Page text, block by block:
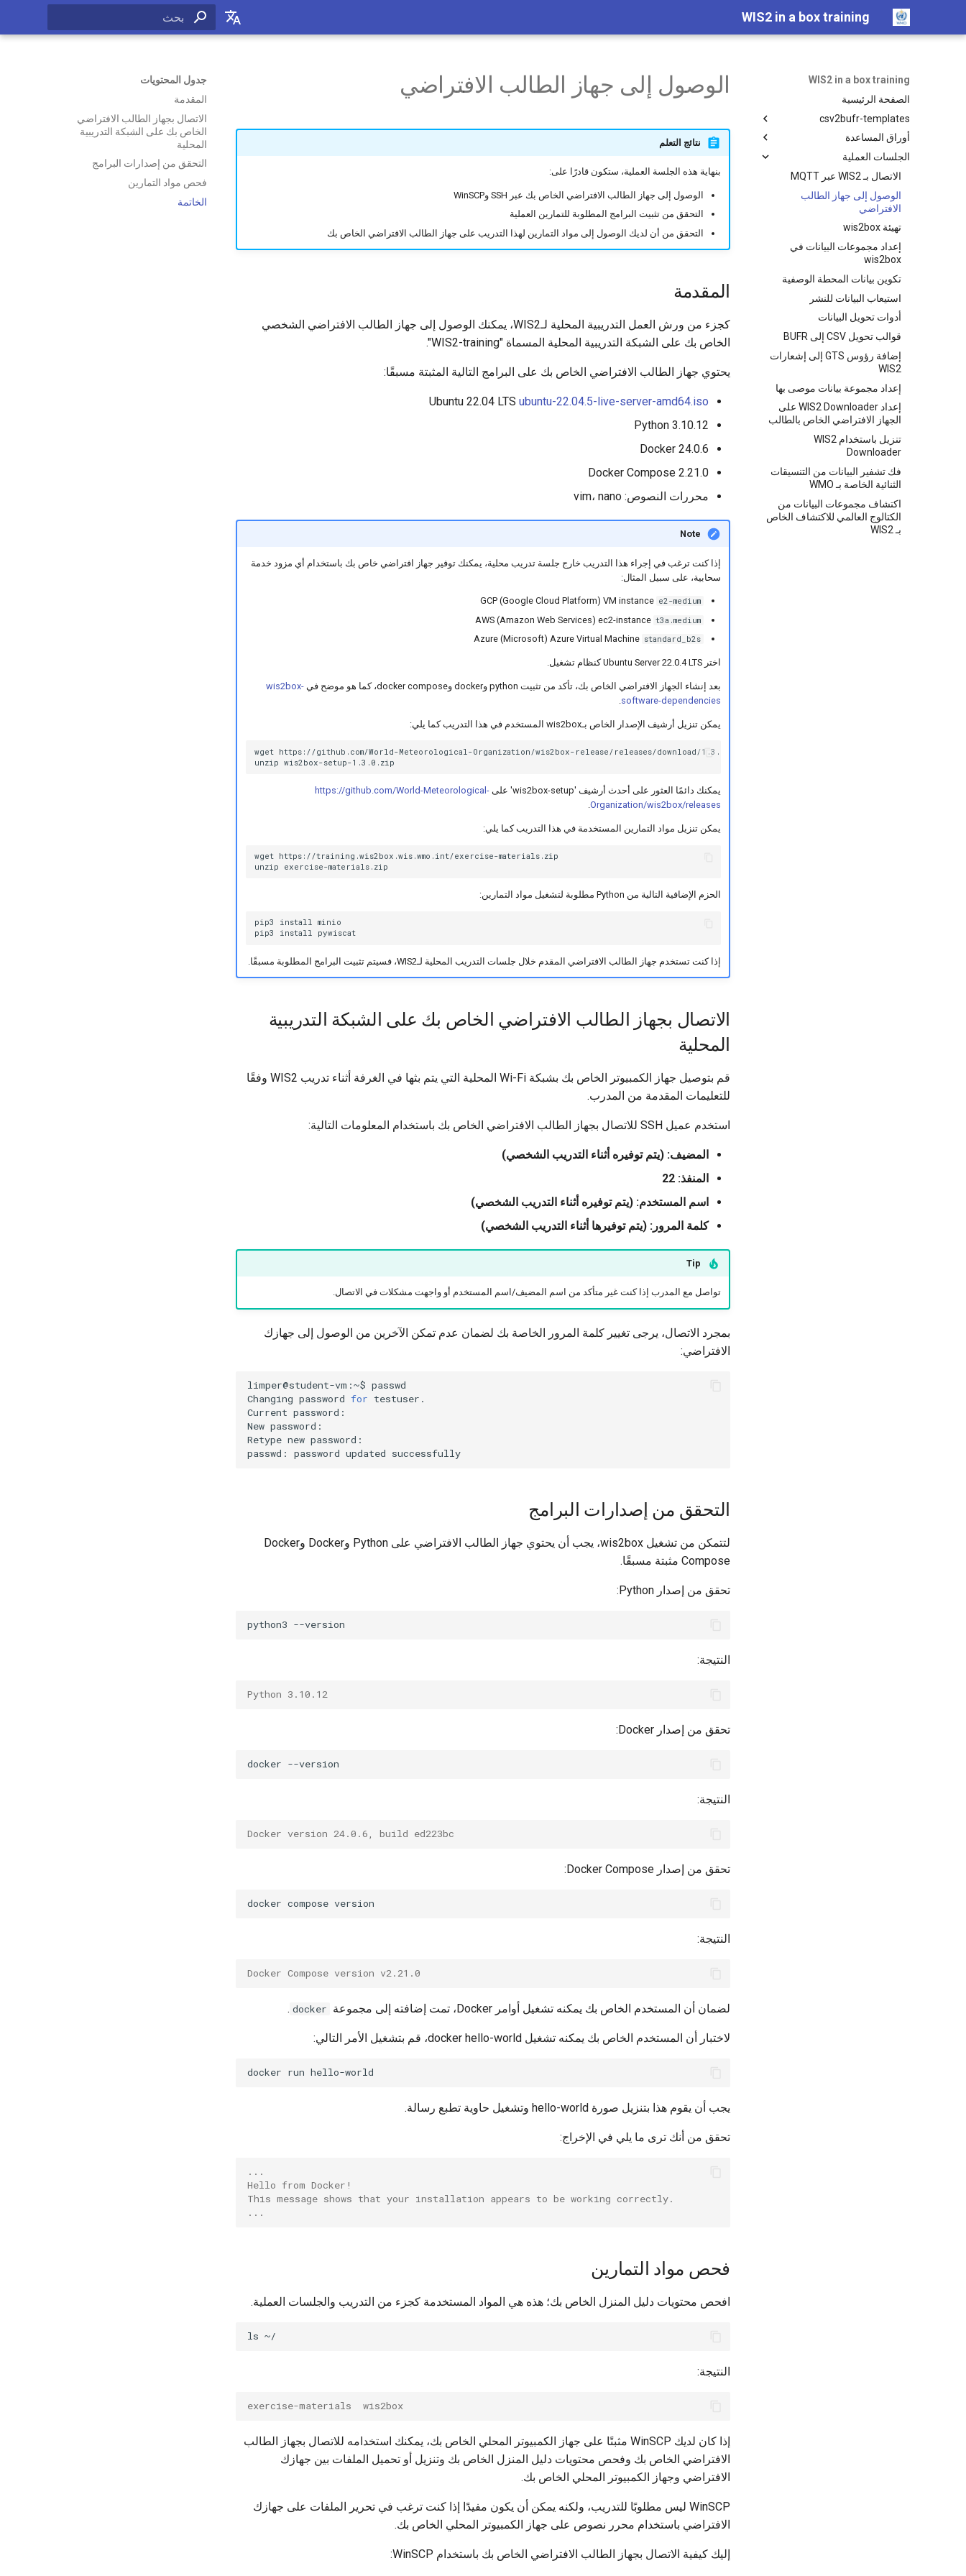
WIS2 in a box training
中文
Русский
WIS2 in a box training
الصفحة الرئيسية
csv2bufr-templates
قالب AWS
قالب DAYCLI
قالب CLIMAT
أوراق المساعدة
دليل Linux المختصر
Docker cheatsheet
دليل مختصر لـ WIS2 in a box
الجلسات العملية
الاتصال بـ WIS2 عبر MQTT
الوصول إلى جهاز الطالب
الافتراضي
تهيئة wis2box
إعداد مجموعات البيانات في
wis2box
تكوين بيانات المحطة الوصفية
استيعاب البيانات للنشر
أدوات تحويل البيانات
قوالب تحويل CSV إلى BUFR
إضافة رؤوس GTS إلى إشعارات
WIS2
إعداد مجموعة بيانات موصى بها
إعداد WIS2 Downloader على
الجهاز الافتراضي الخاص بالطالب
تنزيل باستخدام WIS2
Downloader
فك تشفير البيانات من التنسيقات
الثنائية الخاصة بـ WMO
اكتشاف مجموعات البيانات من
الكتالوج العالمي للاكتشاف الخاص
بـ WIS2
جدول المحتويات
المقدمة
الاتصال بجهاز الطالب الافتراضي
الخاص بك على الشبكة التدريبية
المحلية
التحقق من إصدارات البرامج
فحص مواد التمارين
الخاتمة
الوصول إلى جهاز الطالب الافتراضي
نتائج التعلم
بنهاية هذه الجلسة العملية، ستكون قادرًا على:
الوصول إلى جهاز الطالب الافتراضي الخاص بك عبر SSH وWinSCP
التحقق من تثبيت البرامج المطلوبة للتمارين العملية
التحقق من أن لديك الوصول إلى مواد التمارين لهذا التدريب على جهاز الطالب الافتراضي الخاص بك
المقدمة
كجزء من ورش العمل التدريبية المحلية لـWIS2، يمكنك الوصول إلى جهاز الطالب الافتراضي الشخصي
الخاص بك على الشبكة التدريبية المحلية المسماة "WIS2-training".
يحتوي جهاز الطالب الافتراضي الخاص بك على البرامج التالية المثبتة مسبقًا:
Ubuntu 22.04 LTS ubuntu-22.04.5-live-server-amd64.iso
Python 3.10.12
Docker 24.0.6
Docker Compose 2.21.0
محررات النصوص: vim، nano
Note
إذا كنت ترغب في إجراء هذا التدريب خارج جلسة تدريب محلية، يمكنك توفير جهاز افتراضي خاص بك باستخدام أي مزود خدمة
سحابية، على سبيل المثال:
GCP (Google Cloud Platform) VM instance e2-medium
AWS (Amazon Web Services) ec2-instance t3a.medium
Azure (Microsoft) Azure Virtual Machine standard_b2s
اختر Ubuntu Server 22.0.4 LTS كنظام تشغيل.
بعد إنشاء الجهاز الافتراضي الخاص بك، تأكد من تثبيت python وdocker وdocker compose، كما هو موضح في
wis2box-
software-dependencies
يمكن تنزيل أرشيف الإصدار الخاص بـwis2box المستخدم في هذا التدريب كما يلي:
wget https://github.com/World-Meteorological-Organization/wis2box-release/releases/download/1.3.0/wis2box-setup-1.3.0.zip
unzip
يمكنك دائمًا العثور على أحدث أرشيف 'wis2box-setup' على
https://github.com/World-Meteorological-
Organization/wis2box/releases
.
يمكن تنزيل مواد التمارين المستخدمة في هذا التدريب كما يلي:
wget https://training.wis2box.wis.wmo.int/exercise-materials.zip
unzip
الحزم الإضافية التالية من Python مطلوبة لتشغيل مواد التمارين:
pip3 install minio
pip3
install
إذا كنت تستخدم جهاز الطالب الافتراضي المقدم خلال جلسات التدريب المحلية لـWIS2، فسيتم تثبيت البرامج المطلوبة مسبقًا.
الاتصال بجهاز الطالب الافتراضي الخاص بك على الشبكة التدريبية
المحلية
قم بتوصيل جهاز الكمبيوتر الخاص بك بشبكة Wi-Fi المحلية التي يتم بثها في الغرفة أثناء تدريب WIS2 وفقًا
للتعليمات المقدمة من المدرب.
استخدم عميل SSH للاتصال بجهاز الطالب الافتراضي الخاص بك باستخدام المعلومات التالية:
المضيف: (يتم توفيره أثناء التدريب الشخصي)
المنفذ: 22
اسم المستخدم: (يتم توفيره أثناء التدريب الشخصي)
كلمة المرور: (يتم توفيرها أثناء التدريب الشخصي)
Tip
تواصل مع المدرب إذا كنت غير متأكد من اسم المضيف/اسم المستخدم أو واجهت مشكلات في الاتصال.
بمجرد الاتصال، يرجى تغيير كلمة المرور الخاصة بك لضمان عدم تمكن الآخرين من الوصول إلى جهازك
الافتراضي:
limper@student-vm:~$ passwd
Changing password for testuser.
Current password:
New password:
Retype new password:
passwd:
password updated
التحقق من إصدارات البرامج
لتتمكن من تشغيل wis2box، يجب أن يحتوي جهاز الطالب الافتراضي على Python وDocker وDocker
Compose مثبتة مسبقًا.
تحقق من إصدار Python:
python3
النتيجة:
Python 3.10.12
تحقق من إصدار Docker:
docker
النتيجة:
Docker version 24.0.6, build ed223bc
تحقق من إصدار Docker Compose:
docker compose
النتيجة:
Docker Compose version v2.21.0
لضمان أن المستخدم الخاص بك يمكنه تشغيل أوامر Docker، تمت إضافته إلى مجموعة docker
.
لاختبار أن المستخدم الخاص بك يمكنه تشغيل docker hello-world، قم بتشغيل الأمر التالي:
docker run
يجب أن يقوم هذا بتنزيل صورة hello-world وتشغيل حاوية تطبع رسالة.
تحقق من أنك ترى ما يلي في الإخراج:
...
Hello from Docker!
This message shows that your installation appears to be working correctly.
...
فحص مواد التمارين
افحص محتويات دليل المنزل الخاص بك؛ هذه هي المواد المستخدمة كجزء من التدريب والجلسات العملية.
ls
النتيجة:
exercise-materials  wis2box
إذا كان لديك WinSCP مثبتًا على جهاز الكمبيوتر المحلي الخاص بك، يمكنك استخدامه للاتصال بجهاز الطالب
الافتراضي الخاص بك وفحص محتويات دليل المنزل الخاص بك وتنزيل أو تحميل الملفات بين جهازك
الافتراضي وجهاز الكمبيوتر المحلي الخاص بك.
WinSCP ليس مطلوبًا للتدريب، ولكنه يمكن أن يكون مفيدًا إذا كنت ترغب في تحرير الملفات على جهازك
الافتراضي باستخدام محرر نصوص على جهاز الكمبيوتر المحلي الخاص بك.
إليك كيفية الاتصال بجهاز الطالب الافتراضي الخاص بك باستخدام WinSCP: